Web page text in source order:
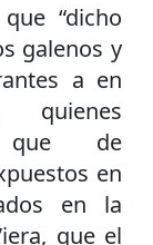
“dicho
galenos y
a en
que de
en
en la
que el